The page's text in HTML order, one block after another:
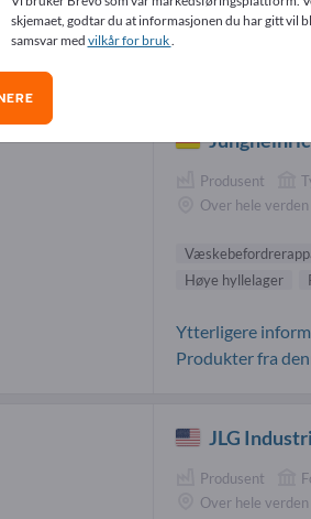
& løfte-
Produsent
Over hele verden
Høye hyllelager
Ytterligere
Produkter fra
JLG
Produsent
Over hele verden
skjemaet, godtar du at informasjonen du har gitt vil
samsvar med vilkår for bruk.